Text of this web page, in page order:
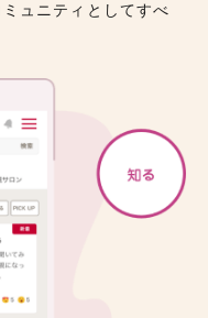
ュニティとしてすべ